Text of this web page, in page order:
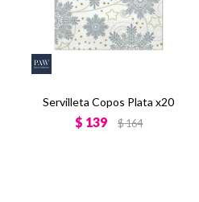
Servilleta Copos Plata x20
$ 139 $164